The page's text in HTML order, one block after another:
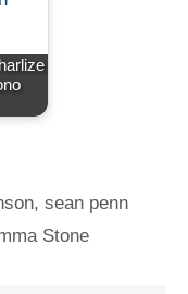
,sean penn
Stone